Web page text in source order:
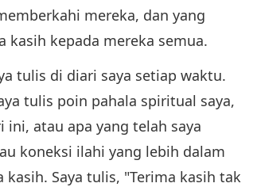
mereka, dan yang
kepada mereka semua.
tulis di diari saya setiap waktu.
tulis poin pahala spiritual saya,
ini, atau apa yang telah saya
koneksi ilahi yang lebih dalam
Saya tulis, "Terima kasih tak